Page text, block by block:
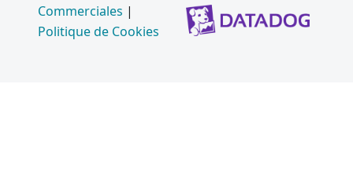
Commerciales |
Politique de Cookies